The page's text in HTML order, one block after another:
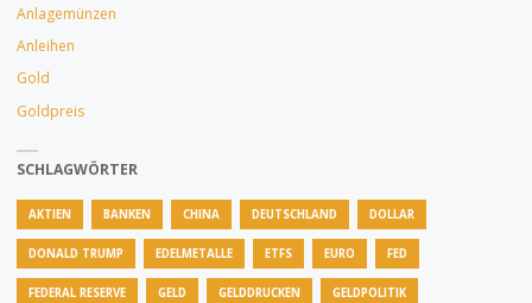
Anlagemünzen
Anleihen
Gold
Goldpreis
SCHLAGWÖRTER
AKTIEN BANKEN CHINA DEUTSCHLAND DOLLAR
DONALD TRUMP EDELMETALLE ETFS EURO FED
FEDERAL RESERVE GELD GELDDRUCKEN GELDPOLITIK